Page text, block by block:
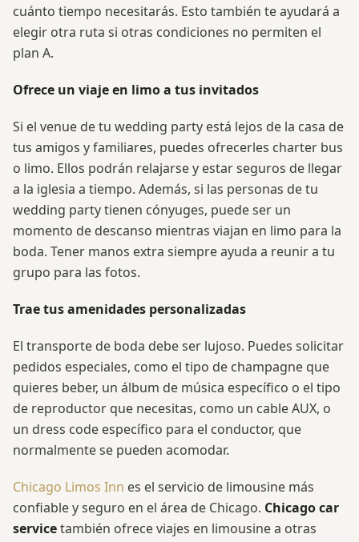
cuánto tiempo necesitarás. Esto también te ayudará a
elegir otra ruta si otras condiciones no permiten el
plan A.
Ofrece un viaje en limo a tus invitados
Si el venue de tu wedding party está lejos de la casa de
tus amigos y familiares, puedes ofrecerles charter bus
o limo. Ellos podrán relajarse y estar seguros de llegar
a la iglesia a tiempo. Además, si las personas de tu
wedding party tienen cónyuges, puede ser un
momento de descanso mientras viajan en limo para la
boda. Tener manos extra siempre ayuda a reunir a tu
grupo para las fotos.
Trae tus amenidades personalizadas
El transporte de boda debe ser lujoso. Puedes solicitar
pedidos especiales, como el tipo de champagne que
quieres beber, un álbum de música específico o el tipo
de reproductor que necesitas, como un cable AUX, o
un dress code específico para el conductor, que
normalmente se pueden acomodar.
Chicago Limos Inn es el servicio de limousine más
confiable y seguro en el área de Chicago. Chicago car
servicetambién ofrece viajes en limousine a otras